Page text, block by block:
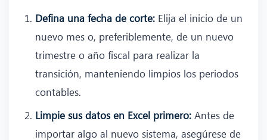
Defina una fecha de corte: Elija el inicio de un
nuevo mes o, preferiblemente, de un nuevo
trimestre o año fiscal para realizar la
transición, manteniendo limpios los periodos
contables.
Limpie sus datos en Excel primero: Antes de
importar algo al nuevo sistema, asegúrese de